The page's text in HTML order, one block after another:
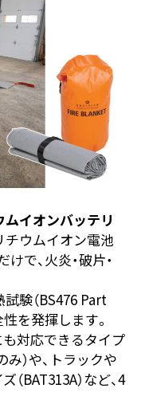
イオンバッテリ
チウムイオン電池
で、火炎・破片・
験（BS476 Part
を発揮します。
対応できるタイプ
）や、トラックや
BAT313A）など、4